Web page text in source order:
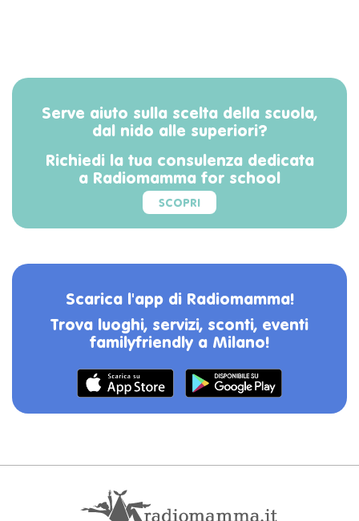
Serve aiuto sulla scelta della scuola,
dal nido alle superiori?
Richiedi la tua consulenza dedicata
a Radiomamma for school
SCOPRI
Scarica l'app di Radiomamma!
Trova luoghi, servizi, sconti, eventi
familyfriendly a Milano!